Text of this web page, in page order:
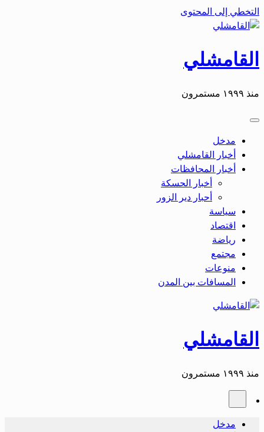
التخطي إلى المحتوى
القامشلي
منذ ١٩٩٩ مستمرون
مدخل
أخبار القامشلي
أخبار المحافظات
أخبار الحسكة
أحبار دير الزور
سياسة
اقتصاد
رياضة
مجتمع
منوعات
المسافات بين المدن
القامشلي
منذ ١٩٩٩ مستمرون
مدخل